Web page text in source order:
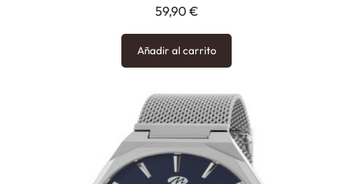
59,90 €
Añadir al carrito